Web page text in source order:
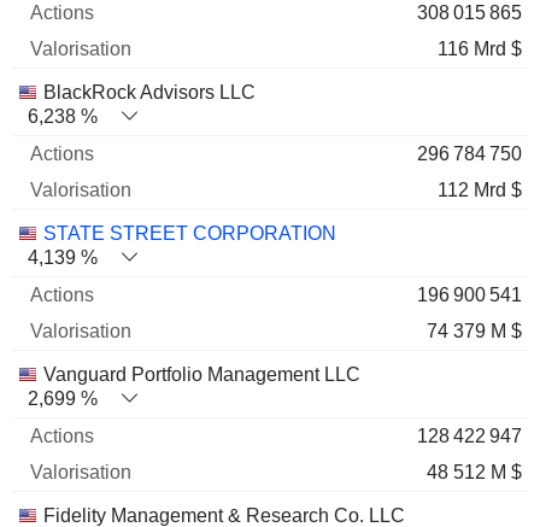
308 015 865
116 Mrd $
BlackRock Advisors LLC
6,238 %
296 784 750
112 Mrd $
STATE STREET CORPORATION
4,139 %
196 900 541
74 379 M $
Vanguard Portfolio Management LLC
2,699 %
128 422 947
48 512 M $
Fidelity Management & Research Co. LLC